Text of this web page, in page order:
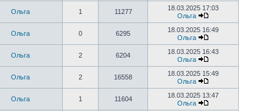
Ольга 1 11277
18.03.2025 17:03
Ольга
Ольга 0 6295
18.03.2025 16:49
Ольга
Ольга 2 6204
18.03.2025 16:43
Ольга
Ольга 2 16558
18.03.2025 15:49
Ольга
Ольга 1 11604
18.03.2025 13:47
Ольга